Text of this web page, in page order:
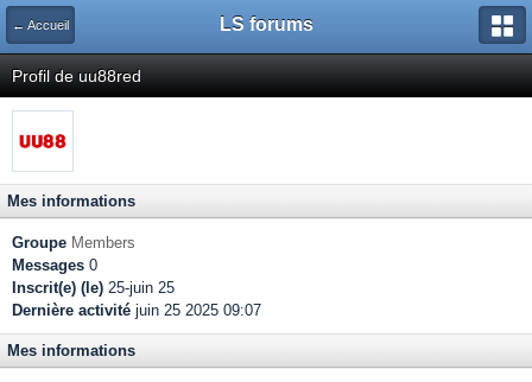
← Accueil LS forums
Profil de uu88red
Mes informations
Groupe Members
Messages 0
Inscrit(e) (le) 25-juin 25
Dernière activité juin 25 2025 09:07
Mes informations